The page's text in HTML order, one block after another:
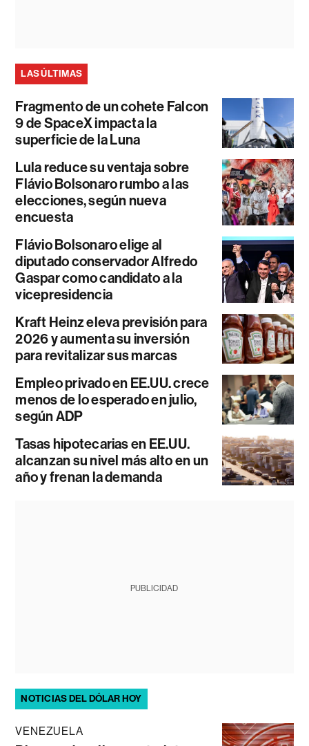
LAS ÚLTIMAS
Fragmento de un cohete Falcon
9 de SpaceX impacta la
superficie de la Luna
Lula reduce su ventaja sobre
Flávio Bolsonaro rumbo a las
elecciones, según nueva
encuesta
Flávio Bolsonaro elige al
diputado conservador Alfredo
Gaspar como candidato a la
vicepresidencia
Kraft Heinz eleva previsión para
2026 y aumenta su inversión
para revitalizar sus marcas
Empleo privado en EE.UU. crece
menos de lo esperado en julio,
según ADP
Tasas hipotecarias en EE.UU.
alcanzan su nivel más alto en un
año y frenan la demanda
PUBLICIDAD
NOTICIAS DEL DÓLAR HOY
VENEZUELA